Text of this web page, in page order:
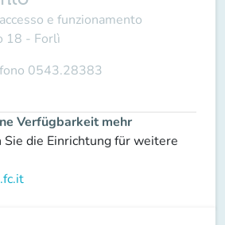
e funzionamento
18 - Forlì
0543.28383
Verfügbarkeit mehr
die Einrichtung für weitere